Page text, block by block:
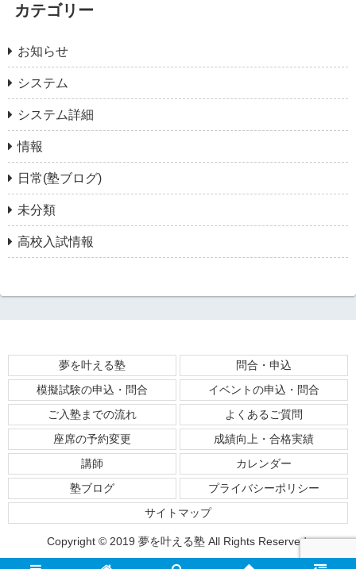
カテゴリー
お知らせ
システム
システム詳細
情報
日常(塾ブログ)
未分類
高校入試情報
夢を叶える塾
問合・申込
模擬試験の申込・問合
イベントの申込・問合
ご入塾までの流れ
よくあるご質問
座席の予約変更
成績向上・合格実績
講師
カレンダー
塾ブログ
プライバシーポリシー
サイトマップ
Copyright © 2019 夢を叶える塾 All Rights Reserved.